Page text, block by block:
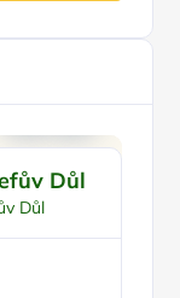
Důl
Důl